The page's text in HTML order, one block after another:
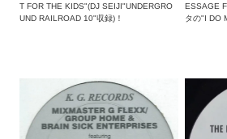
T FOR THE KIDS"(DJ SEIJI"UNDERGRO
UND RAILROAD 10"収録)！
ESSAGE
タの"I DO